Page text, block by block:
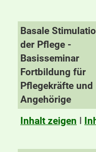
Basale
der Pflege -
Basisseminar
Fortbildung für
Pflegekräfte und
Angehörige
Inhalt zeigen I